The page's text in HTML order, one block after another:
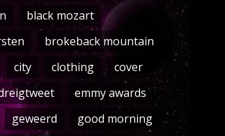
black mozart
brokeback mountain
city clothing
cover
emmy awards
geweerd
good morning